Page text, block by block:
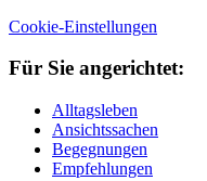
Cookie-Einstellungen
Für Sie an­ge­rich­tet:
Alltagsleben
Ansichtssachen
Begegnungen
Empfehlungen